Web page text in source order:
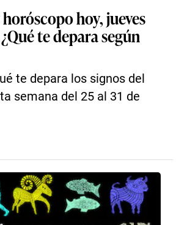
hoy, jueves
te depara según
te depara los signos del
semana del 25 al 31 de